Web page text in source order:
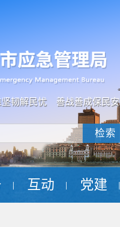
韧解民忧 善战善成保民安
检索
互动 党建